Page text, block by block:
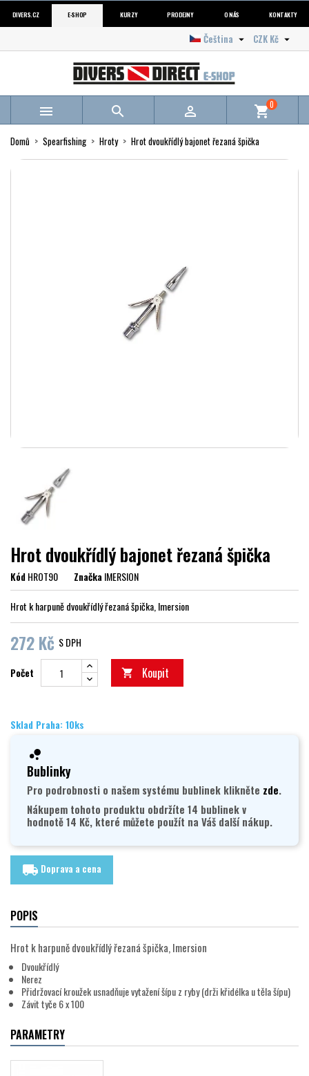
DIVERS.CZ E-SHOP KURZY PRODEJNY O NÁS KONTAKTY
CZK Kč 
Čeština 
   shopping_cart0
Domů Spearfishing Hroty Hrot dvoukřídlý bajonet řezaná špička
Hrot dvoukřídlý bajonet řezaná špička
KódHROT90 ZnačkaIMERSION
Hrot k harpuně dvoukřídlý řezaná špička, Imersion
272 Kč S DPH
Počet  Koupit
Sklad Praha: 10ks
Bublinky
Pro podrobnosti o našem systému bublinek klikněte zde.
Nákupem tohoto produktu obdržíte 14 bublinek v
hodnotě 14 Kč, které můžete použít na Váš další nákup.
local_shipping Doprava a cena
POPIS
Hrot k harpuně dvoukřídlý řezaná špička, Imersion
Dvoukřídlý
Nerez
Přidržovací kroužek usnadňuje vytažení šípu z ryby (drži křidélka u těla šípu)
Závit tyče 6 x 100
PARAMETRY